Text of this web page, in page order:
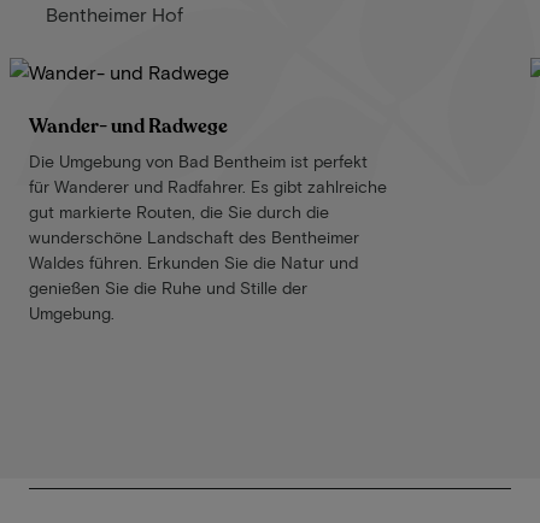
Bentheimer Hof
Wander- und Radwege
Die Umgebung von Bad Bentheim ist perfekt
für Wanderer und Radfahrer. Es gibt zahlreiche
gut markierte Routen, die Sie durch die
wunderschöne Landschaft des Bentheimer
Waldes führen. Erkunden Sie die Natur und
genießen Sie die Ruhe und Stille der
Umgebung.